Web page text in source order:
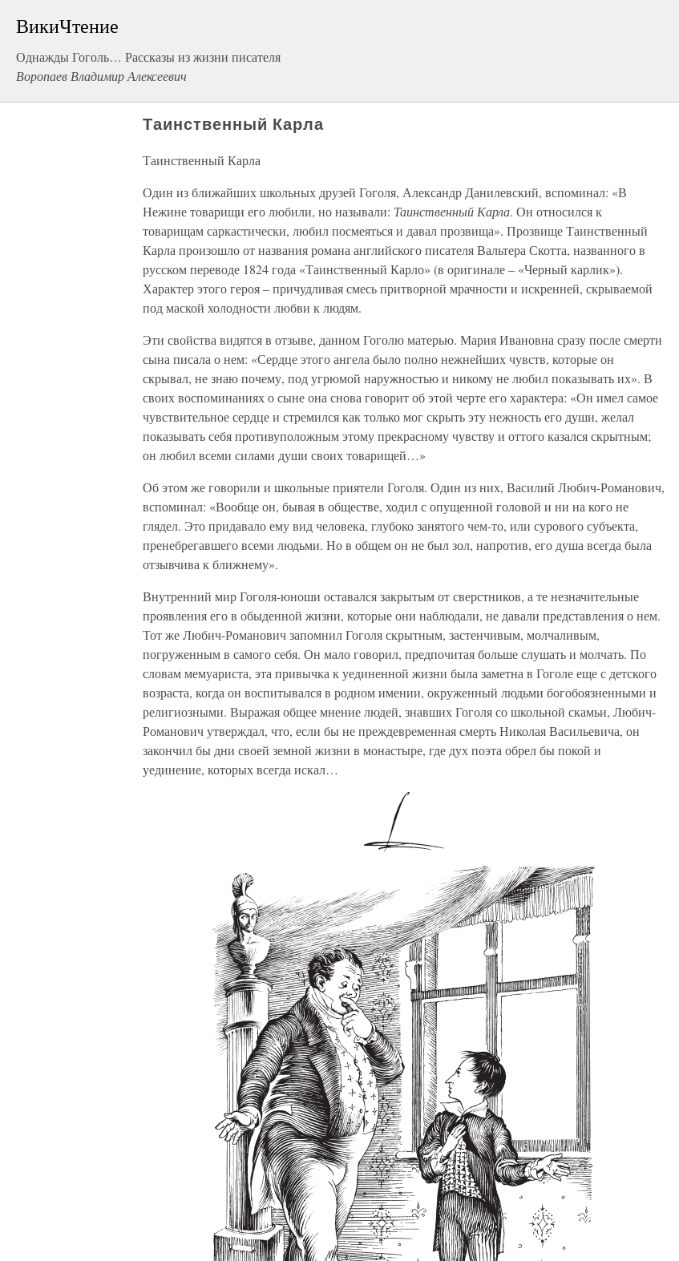
ВикиЧтение
Однажды Гоголь… Рассказы из жизни писателя
Воропаев Владимир Алексеевич
Таинственный Карла
Таинственный Карла
Один из ближайших школьных друзей Гоголя, Александр Данилевский, вспоминал: «В
Нежине товарищи его любили, но называли: Таинственный Карла. Он относился к
товарищам саркастически, любил посмеяться и давал прозвища». Прозвище Таинственный
Карла произошло от названия романа английского писателя Вальтера Скотта, названного в
русском переводе 1824 года «Таинственный Карло» (в оригинале – «Черный карлик»).
Характер этого героя – причудливая смесь притворной мрачности и искренней, скрываемой
под маской холодности любви к людям.
Эти свойства видятся в отзыве, данном Гоголю матерью. Мария Ивановна сразу после смерти
сына писала о нем: «Сердце этого ангела было полно нежнейших чувств, которые он
скрывал, не знаю почему, под угрюмой наружностью и никому не любил показывать их». В
своих воспоминаниях о сыне она снова говорит об этой черте его характера: «Он имел самое
чувствительное сердце и стремился как только мог скрыть эту нежность его души, желал
показывать себя противуположным этому прекрасному чувству и оттого казался скрытным;
он любил всеми силами души своих товарищей…»
Об этом же говорили и школьные приятели Гоголя. Один из них, Василий Любич-Романович,
вспоминал: «Вообще он, бывая в обществе, ходил с опущенной головой и ни на кого не
глядел. Это придавало ему вид человека, глубоко занятого чем-то, или сурового субъекта,
пренебрегавшего всеми людьми. Но в общем он не был зол, напротив, его душа всегда была
отзывчива к ближнему».
Внутренний мир Гоголя-юноши оставался закрытым от сверстников, а те незначительные
проявления его в обыденной жизни, которые они наблюдали, не давали представления о нем.
Тот же Любич-Романович запомнил Гоголя скрытным, застенчивым, молчаливым,
погруженным в самого себя. Он мало говорил, предпочитая больше слушать и молчать. По
словам мемуариста, эта привычка к уединенной жизни была заметна в Гоголе еще с детского
возраста, когда он воспитывался в родном имении, окруженный людьми богобоязненными и
религиозными. Выражая общее мнение людей, знавших Гоголя со школьной скамьи, Любич-
Романович утверждал, что, если бы не преждевременная смерть Николая Васильевича, он
закончил бы дни своей земной жизни в монастыре, где дух поэта обрел бы покой и
уединение, которых всегда искал…